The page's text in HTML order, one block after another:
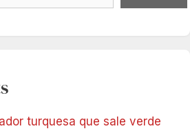
turquesa que sale verde